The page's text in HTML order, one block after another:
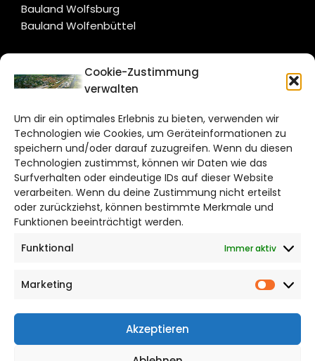
Cookie-Zustimmung
verwalten
Um dir ein optimales Erlebnis zu bieten, verwenden wir
Technologien wie Cookies, um Geräteinformationen zu
speichern und/oder darauf zuzugreifen. Wenn du diesen
Technologien zustimmst, können wir Daten wie das
Surfverhalten oder eindeutige IDs auf dieser Website
verarbeiten. Wenn du deine Zustimmung nicht erteilst
oder zurückziehst, können bestimmte Merkmale und
Funktionen beeinträchtigt werden.
Funktional
Immer aktiv
Marketing
Akzeptieren
Bauland Wolfsburg
Bauland Wolfenbüttel
CITYLIFE!
Bruchtorwall 12
38100 Braunschweig
Telefon: 0531 387220 – 65
DAS STADTMAGAZIN FÜR
WOLFSBURG
Impressum
Cookie Richtlinie
CITYLIFE! BEI FACEBOOK